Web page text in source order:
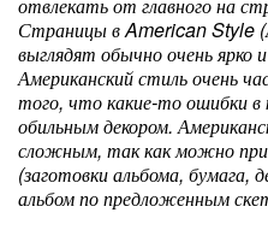
Страницы в American Style
выглядят обычно очень ярко
Американский стиль очень
того, что какие-то ошибки в
обильным декором.
сложным, так как можно
(заготовки альбома, бумага,
альбом по предложенным